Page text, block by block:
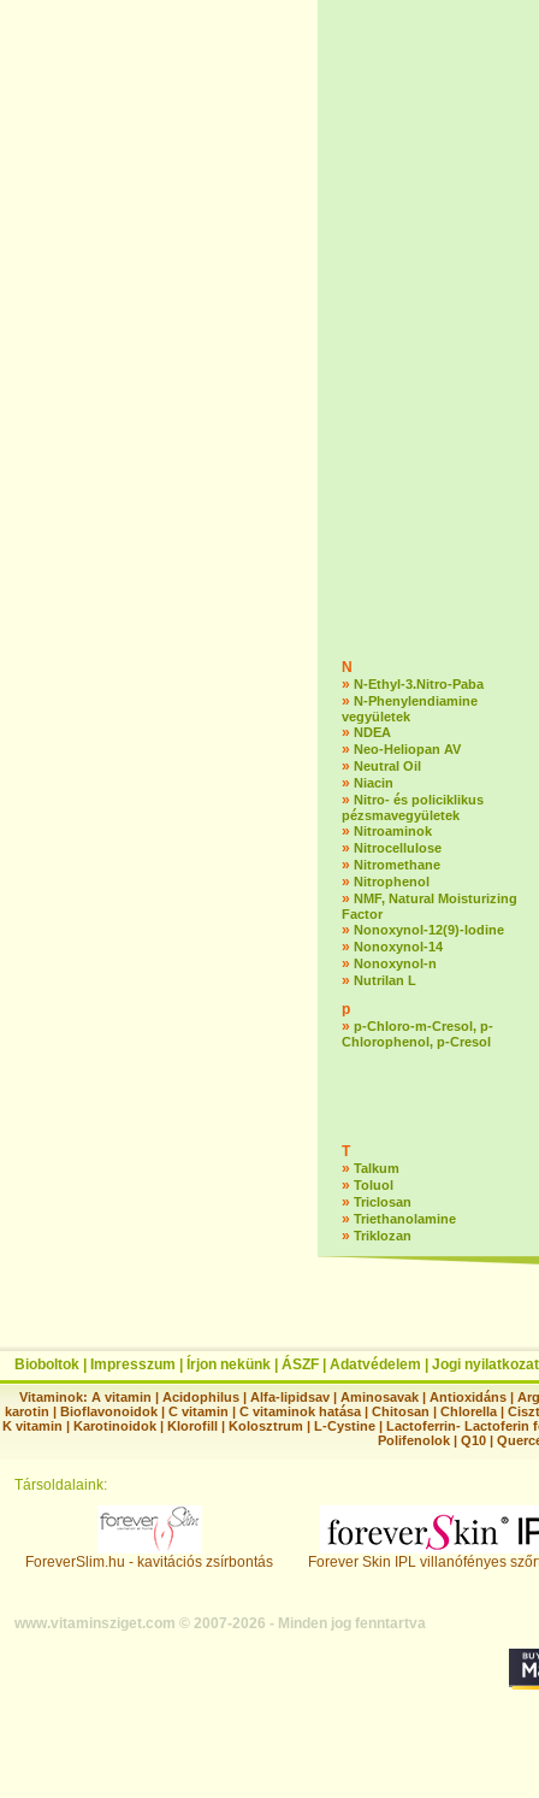
N
» N-Ethyl-3.Nitro-Paba
» N-Phenylendiamine
vegyületek
» NDEA
» Neo-Heliopan AV
» Neutral Oil
» Niacin
» Nitro- és policiklikus
pézsmavegyületek
» Nitroaminok
» Nitrocellulose
» Nitromethane
» Nitrophenol
» NMF, Natural Moisturizing
Factor
» Nonoxynol-12(9)-lodine
» Nonoxynol-14
» Nonoxynol-n
» Nutrilan L
p
» p-Chloro-m-Cresol, p-
Chlorophenol, p-Cresol
T
» Talkum
» Toluol
» Triclosan
» Triethanolamine
» Triklozan
Bioboltok Impresszum Írjon nekünk ÁSZF Adatvédelem Jogi nyilatkozat
Vitaminok: A vitamin |Acidophilus |Alfa-lipidsav |Aminosavak |Antioxidáns |
karotin | Bioflavonoidok | C vitamin | C vitaminok hatása | Chitosan | Chlorella |
K vitamin | Karotinoidok | Klorofill | Kolosztrum | L-Cystine | Lactoferrin- Lactoferin
Polifenolok |Q10 |
Társoldalaink:
ForeverSlim.hu - kavitációs zsírbontás Forever Skin IPL villanófényes
www.vitaminsziget.com © 2007-2026 - Minden jog fenntartva